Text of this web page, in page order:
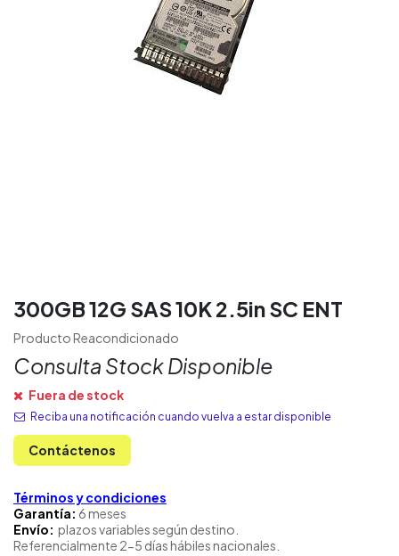
300GB 12G SAS 10K 2.5in SC ENT
Producto Reacondicionado
Consulta Stock Disponible
Fuera de stock
Reciba una notificación cuando vuelva a estar disponible
Contáctenos
Términos y condiciones
Garantía: 6 meses
Envío: plazos variables según destino.
Referencialmente 2-5 días hábiles nacionales.